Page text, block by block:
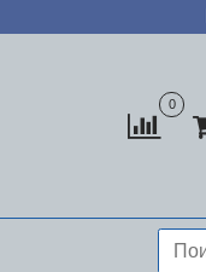
0